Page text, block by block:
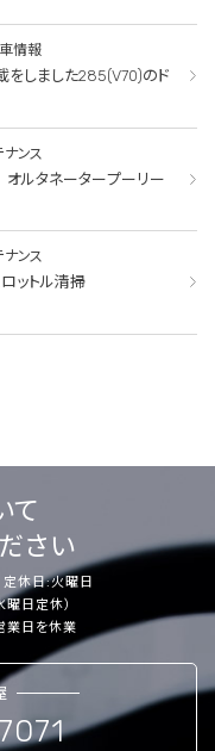
情報
をしました285(V70)のド
ンス
ルタネータープーリー
ンス
ットル清掃
て
さい
休日:火曜日
曜日定休）
業日を休業